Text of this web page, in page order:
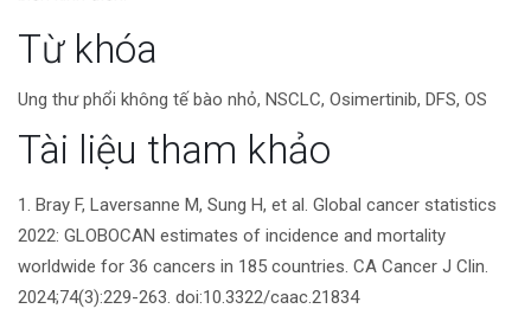
Chi
tiết
bài
viết
Từ khóa
Ung thư phổi không tế bào nhỏ, NSCLC, Osimertinib, DFS, OS
Tài liệu tham khảo
1. Bray F, Laversanne M, Sung H, et al. Global cancer statistics
2022: GLOBOCAN estimates of incidence and mortality
worldwide for 36 cancers in 185 countries. CA Cancer J Clin.
2024;74(3):229-263. doi:10.3322/caac.21834